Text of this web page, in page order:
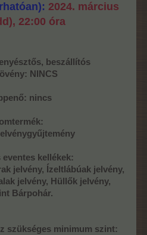
2024. március
22:00 óra
beszállítós
NINCS
nincs
eventes kellékek:
jelvény,
zeltlábúak jelvény,
jelvény, Hüllők jelvény,
Bárpohár.
szükséges minimum szint: